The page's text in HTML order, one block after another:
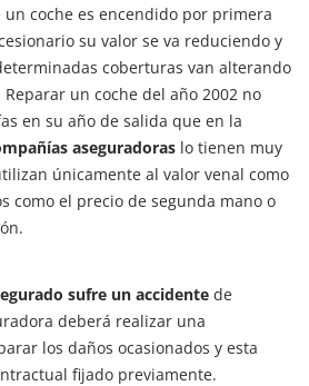
coche es encendido por primera
su valor se va reduciendo y
coberturas van alterando
un coche del año 2002 no
en su año de salida que en la
aseguradoras lo tienen muy
únicamente al valor venal como
como el precio de segunda mano o
sufre un accidente de
deberá realizar una
los daños ocasionados y esta
fijado previamente.